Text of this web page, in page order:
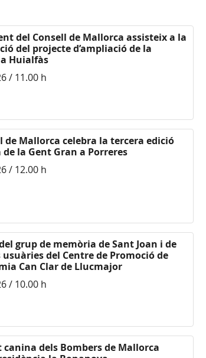
del Consell de Mallorca assisteix a la
del projecte d’ampliació de la
Huialfàs
/ 11.00 h
de Mallorca celebra la tercera edició
de la Gent Gran a Porreres
/ 12.00 h
grup de memòria de Sant Joan i de
usuàries del Centre de Promoció de
Can Clar de Llucmajor
/ 10.00 h
dels Bombers de Mallorca